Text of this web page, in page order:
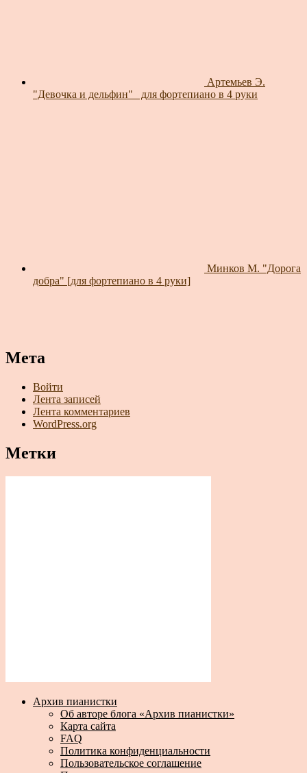
Артемьев Э.
"Девочка и дельфин"_ для фортепиано в 4 руки
Минков М. "Дорога
добра" [для фортепиано в 4 руки]
Мета
Войти
Лента записей
Лента комментариев
WordPress.org
Метки
Архив пианистки
Об авторе блога «Архив пианистки»
Карта сайта
FAQ
Политика конфиденциальности
Пользовательское соглашение